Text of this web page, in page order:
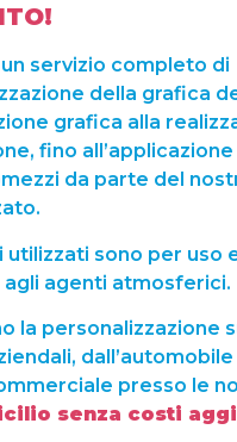
servizio completo di
della grafica
grafica alla
fino
da parte del
utilizzati sono per uso
agenti atmosferici.
la personalizzazione
dall’automobile
presso le
senza costi